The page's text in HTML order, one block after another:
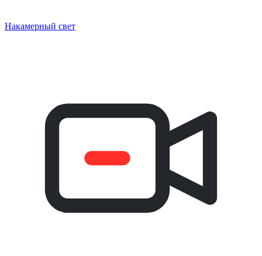
Накамерный свет